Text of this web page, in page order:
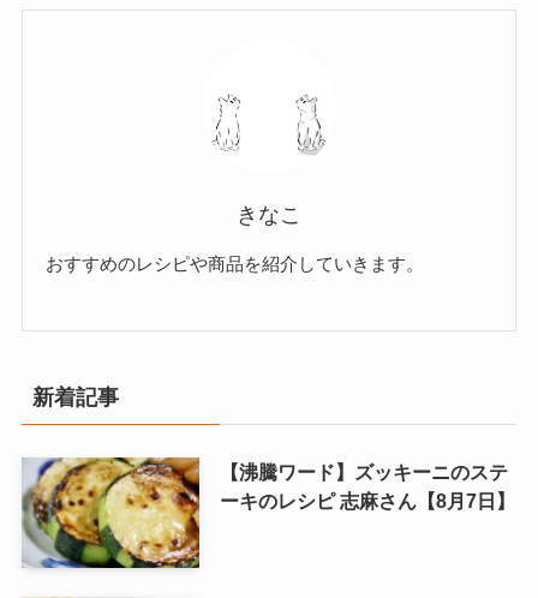
きなこ
おすすめのレシピや商品を紹介していきます。
新着記事
【沸騰ワード】ズッキーニのステ
ーキのレシピ 志麻さん【8月7日】